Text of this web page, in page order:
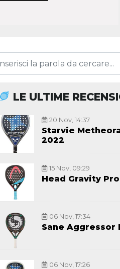
LE ULTIME
20 Nov, 14:37
Starvie
2022
15 Nov, 09:29
Head Gravity Pro
06 Nov, 17:34
Sane Aggressor
06 Nov, 17:26